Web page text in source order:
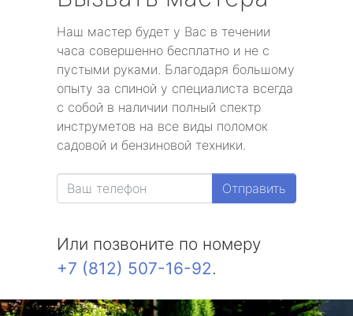
Наш мастер будет у Вас в течении
часа совершенно бесплатно и не с
пустыми руками. Благодаря большому
опыту за спиной у специалиста всегда
с собой в наличии полный спектр
инструметов на все виды поломок
садовой и бензиновой техники.
Отправить
Или позвоните по номеру
+7 (812) 507-16-92.